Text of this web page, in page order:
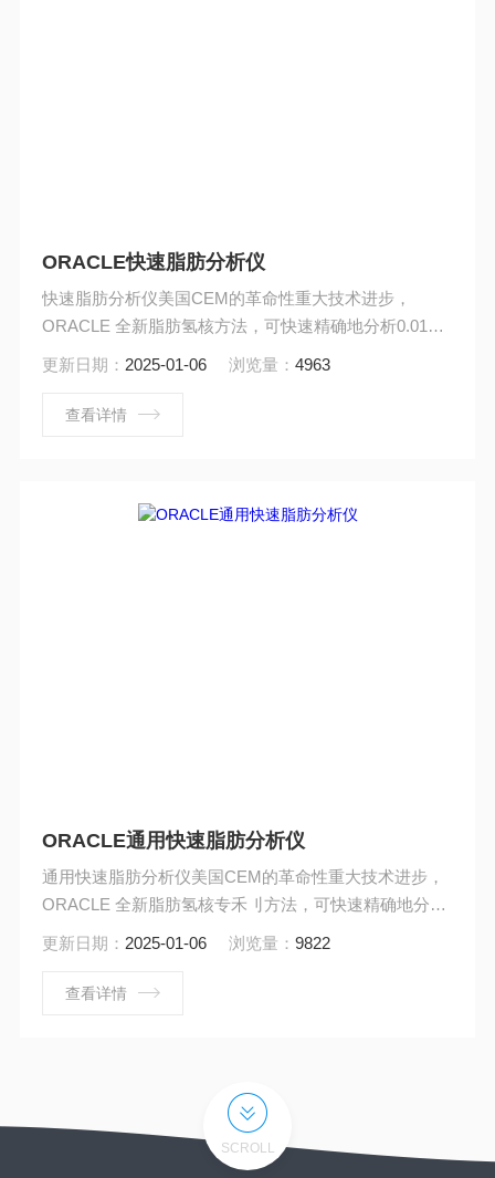
ORACLE快速脂肪分析仪
快速脂肪分析仪美国CEM的革命性重大技术进步，
ORACLE 全新脂肪氢核方法，可快速精确地分析0.01%
－99.99%脂肪含量，30s一次完成脂肪数据的*精确测
体、凝固体，且不受样品均匀性和表面特性如：色度、
更新日期： 2025-01-06 浏览量： 4963
查看详情
ORACLE通用快速脂肪分析仪
通用快速脂肪分析仪美国CEM的革命性重大技术进步，
ORACLE 全新脂肪氢核专禾刂方法，可快速精确地分析
0.01%－99.99%脂肪含量，30s一次完成脂肪数据的*精
浆体、凝固体，且不受样品均匀性和表面特性如：色
更新日期： 2025-01-06 浏览量： 9822
查看详情
SCROLL